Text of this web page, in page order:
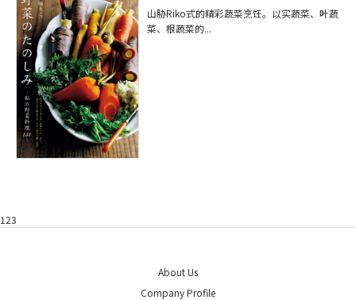
山胁Riko式的精彩蔬菜烹饪。以实蔬菜、叶蔬
菜、根蔬菜的...
123
About Us
Company Profile